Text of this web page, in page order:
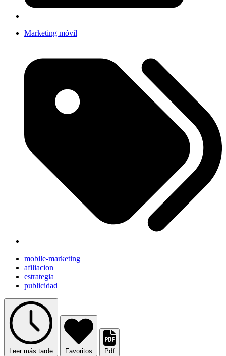
Marketing móvil
mobile-marketing
afiliacion
estrategia
publicidad
Leer más tarde Favoritos Pdf